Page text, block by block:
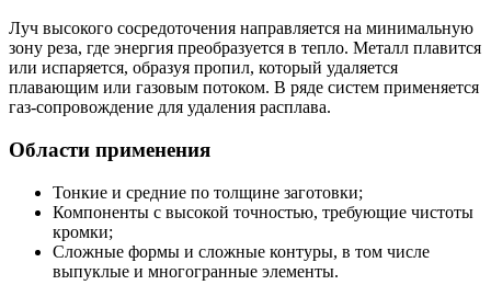
Луч высокого сосредоточения направляется на минимальную
зону реза, где энергия преобразуется в тепло. Металл плавится
или испаряется, образуя пропил, который удаляется
плавающим или газовым потоком. В ряде систем применяется
газ-сопровождение для удаления расплава.
Области применения
Тонкие и средние по толщине заготовки;
Компоненты с высокой точностью, требующие чистоты
кромки;
Сложные формы и сложные контуры, в том числе
выпуклые и многогранные элементы.